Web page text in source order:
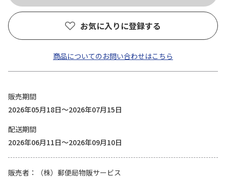
お気に入りに登録する
商品についてのお問い合わせはこちら
販売期間
2026年05月18日～2026年07月15日
配送期間
2026年06月11日～2026年09月10日
販売者
（株）郵便局物販サービス